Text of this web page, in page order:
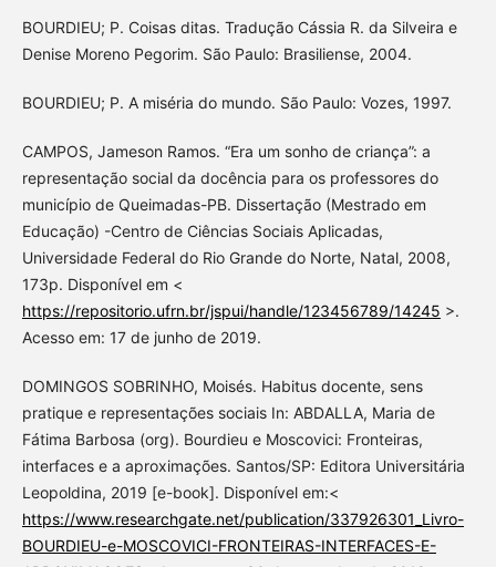
BOURDIEU; P. Coisas ditas. Tradução Cássia R. da Silveira e
Denise Moreno Pegorim. São Paulo: Brasiliense, 2004.
BOURDIEU; P. A miséria do mundo. São Paulo: Vozes, 1997.
CAMPOS, Jameson Ramos. “Era um sonho de criança”: a
representação social da docência para os professores do
município de Queimadas-PB. Dissertação (Mestrado em
Educação) -Centro de Ciências Sociais Aplicadas,
Universidade Federal do Rio Grande do Norte, Natal, 2008,
173p. Disponível em <
https://repositorio.ufrn.br/jspui/handle/123456789/14245 >.
Acesso em: 17 de junho de 2019.
DOMINGOS SOBRINHO, Moisés. Habitus docente, sens
pratique e representações sociais In: ABDALLA, Maria de
Fátima Barbosa (org). Bourdieu e Moscovici: Fronteiras,
interfaces e a aproximações. Santos/SP: Editora Universitária
Leopoldina, 2019 [e-book]. Disponível em:<
https://www.researchgate.net/publication/337926301_Livro-
BOURDIEU-e-MOSCOVICI-FRONTEIRAS-INTERFACES-E-